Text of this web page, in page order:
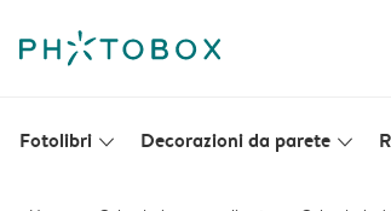
Fotolibri slim_arrow_down Decorazioni da parete slim_arrow_down